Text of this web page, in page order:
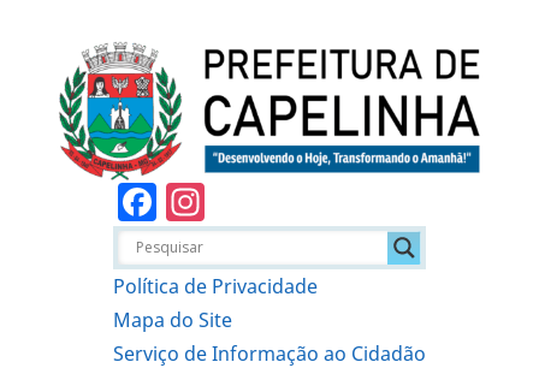
Facebook
Política de Privacidade
Mapa do Site
Serviço de Informação ao Cidadão